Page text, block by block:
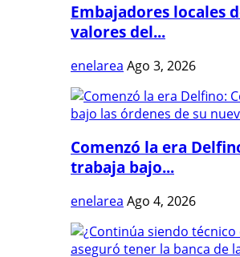
Embajadores locales
valores del...
enelarea Ago 3, 2026
Comenzó la era
trabaja bajo...
enelarea Ago 4, 2026